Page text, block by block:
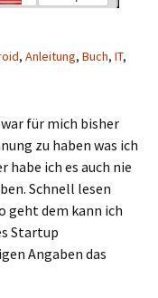
, Anleitung, Buch, IT,
für mich bisher
zu haben was ich
habe ich es auch nie
Schnell lesen
geht dem kann ich
Startup
Angaben das